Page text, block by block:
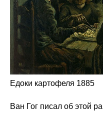
Едоки картофеля 1885
Ван Гог писал об этой